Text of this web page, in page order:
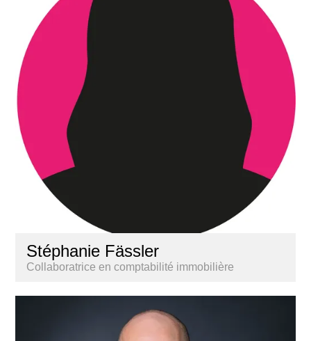
Stéphanie Fässler
Collaboratrice en comptabilité immobilière